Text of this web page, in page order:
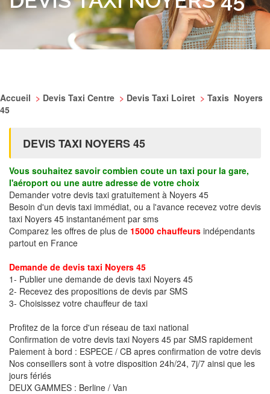
Accueil > Devis Taxi Centre > Devis Taxi Loiret > Taxis Noyers
45
DEVIS TAXI NOYERS 45
Vous souhaitez savoir combien coute un taxi pour la gare,
l'aéroport ou une autre adresse de votre choix
Demander votre devis taxi gratuitement à Noyers 45
Besoin d'un devis taxi immédiat, ou a l'avance recevez votre devis
taxi Noyers 45 instantanément par sms
Comparez les offres de plus de 15000 chauffeurs indépendants
partout en France
Demande de devis taxi Noyers 45
1- Publier une demande de devis taxi Noyers 45
2- Recevez des propositions de devis par SMS
3- Choisissez votre chauffeur de taxi
Profitez de la force d'un réseau de taxi national
Confirmation de votre devis taxi Noyers 45 par SMS rapidement
Paiement à bord : ESPECE / CB apres confirmation de votre devis
Nos conseillers sont à votre disposition 24h/24, 7j/7 ainsi que les
jours fériés
DEUX GAMMES : Berline / Van